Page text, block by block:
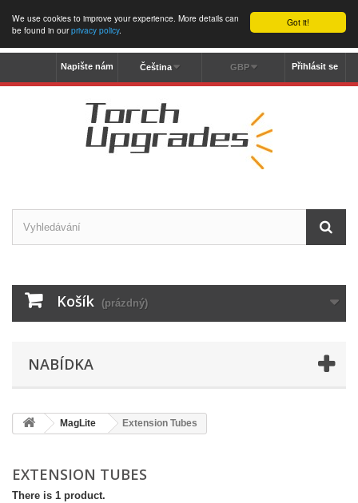
Got it!
We use cookies to improve your experience. More details can
be found in ourprivacy policy.
Přihlásit se
GBP
Čeština
Napište nám
Košík (prázdný)
NABÍDKA
MagLite Extension Tubes
EXTENSION TUBES
There is 1 product.